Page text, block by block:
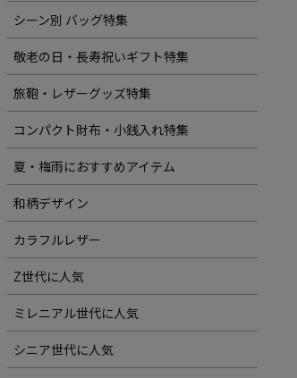
シーン別 バッグ特集
敬老の日・長寿祝いギフト特集
旅鞄・レザーグッズ特集
コンパクト財布・小銭入れ特集
夏・梅雨におすすめアイテム
和柄デザイン
カラフルレザー
Z世代に人気
ミレニアル世代に人気
シニア世代に人気